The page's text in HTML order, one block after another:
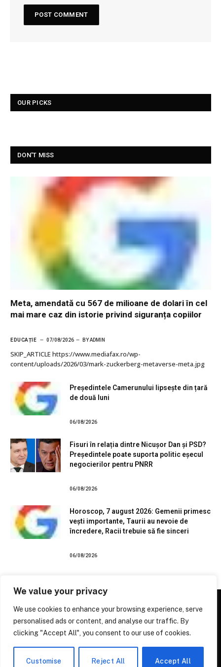
We value your privacy
We use cookies to enhance your browsing experience, serve
personalised ads or content, and analyse our traffic. By
clicking "Accept All", you consent to our use of cookies.
Customise Reject All Accept All
OUR PICKS
DON'T MISS
Meta, amendată cu 567 de milioane de dolari în cel
mai mare caz din istorie privind siguranța copiilor
EDUCAȚIE 07/08/2026 BYADMIN
SKIP_ARTICLE https://www.mediafax.ro/wp-
content/uploads/2026/03/mark-zuckerberg-metaverse-meta.jpg
Președintele Camerunului lipsește din țară
de două luni
06/08/2026
Fisuri în relația dintre Nicușor Dan și PSD?
Președintele poate suporta politic eșecul
negocierilor pentru PNRR
06/08/2026
Horoscop, 7 august 2026: Gemenii primesc
vești importante, Taurii au nevoie de
încredere, Racii trebuie să fie sinceri
06/08/2026
Facebook
(Twitter)
Pinterest